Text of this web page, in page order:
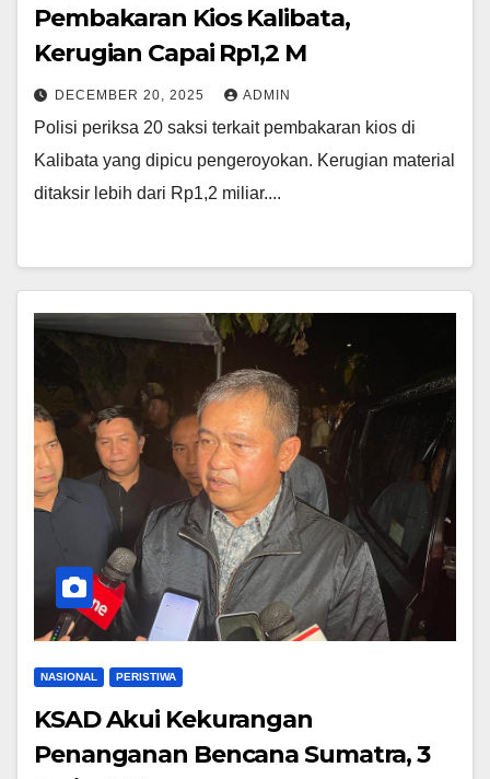
Pembakaran Kios Kalibata,
Kerugian Capai Rp1,2 M
DECEMBER 20, 2025 ADMIN
Polisi periksa 20 saksi terkait pembakaran kios di
Kalibata yang dipicu pengeroyokan. Kerugian material
ditaksir lebih dari Rp1,2 miliar....
NASIONAL PERISTIWA
KSAD Akui Kekurangan
Penanganan Bencana Sumatra, 3